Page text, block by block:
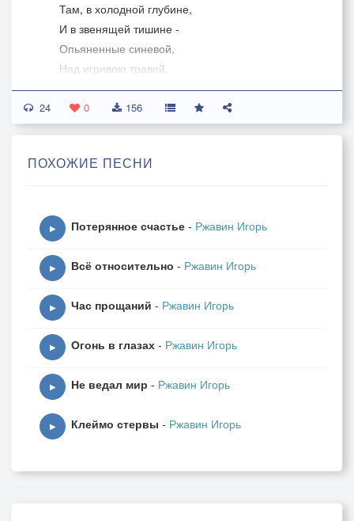
Там, в холодной глубине,
И в звенящей тишине -
Опьяненные синевой,
Над игривою травой,
Мы прозрачны как вода:
Тронь – исчезнем без следа.
Силы тайные зовут.
И нежнейшие, как пух,
В этих сказочных глубинах.
Здесь нет ночи, нету дня,
Бьют сердца надрывно в унисон,
24 0 156
ПОХОЖИЕ ПЕСНИ
▶ Потерянное счастье - Ржавин Игорь
▶ Всё относительно - Ржавин Игорь
▶ Час прощаний - Ржавин Игорь
▶ Огонь в глазах - Ржавин Игорь
▶ Не ведал мир - Ржавин Игорь
▶ Клеймо стервы - Ржавин Игорь